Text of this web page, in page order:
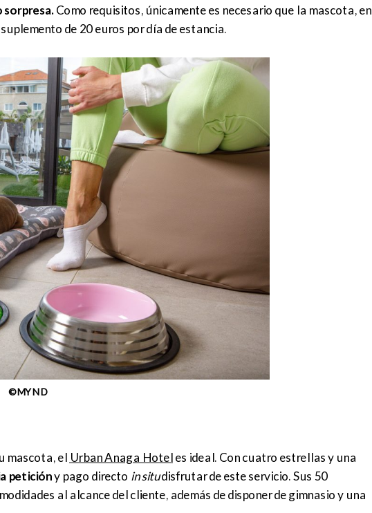
Como requisitos, únicamente es necesario que la mascota, en
de 20 euros por día de estancia.
©MYND
mascota, el Urban Anaga Hoteles ideal. Con cuatro estrellas y una
peticióny pago directo in situdisfrutar de este servicio. Sus 50
al alcance del cliente, además de disponer de gimnasio y una